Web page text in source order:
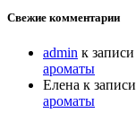
Свежие комментарии
admin к записи
ароматы
Елена к записи
ароматы